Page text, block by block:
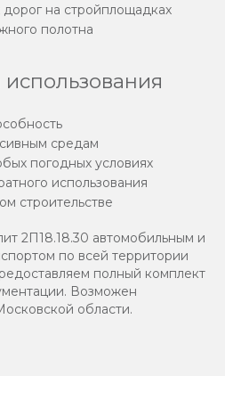
на стройплощадках
полотна
средам
погодных условиях
использования
строительстве
2П18.18.30 автомобильным и
по всей территории
полный комплект
Возможен
области.